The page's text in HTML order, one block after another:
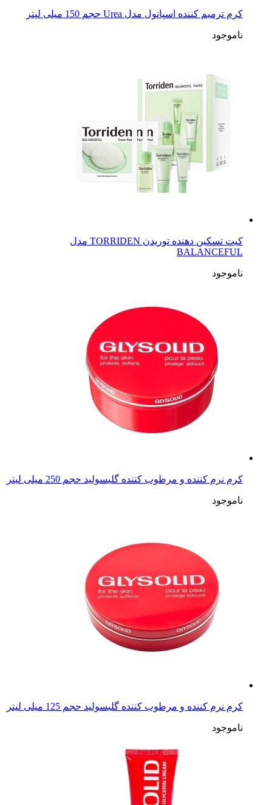
کرم ترمیم کننده اسپانول مدل Urea حجم 150 میلی لیتر
ناموجود
کیت تسکین دهنده توریدن TORRIDEN مدل
BALANCEFUL
ناموجود
کرم نرم کننده و مرطوب کننده گلیسولید حجم 250 میلی لیتر
ناموجود
کرم نرم کننده و مرطوب کننده گلیسولید حجم 125 میلی لیتر
ناموجود